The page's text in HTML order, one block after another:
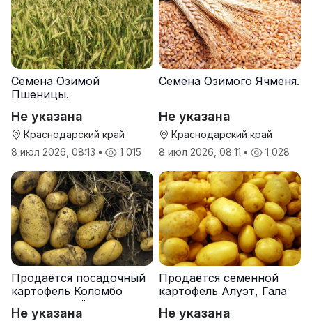
Семена Озимой
Пшеницы.
Не указана
Краснодарский край
8 июл 2026, 08:13 • 1 015
Семена Озимого Ячменя.
Не указана
Краснодарский край
8 июл 2026, 08:11 • 1 028
Продаётся посадочный
картофель Коломбо
оптом от трёх тонн
Не указана
Продаётся семенной
картофель Алуэт, Гала
Не указана